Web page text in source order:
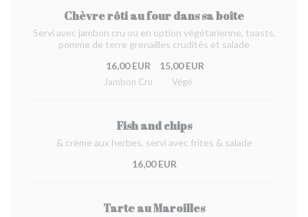
Chèvre rôti au four dans sa boîte
Servi avec jambon cru ou en option végétarienne, toasts,
pomme de terre grenailles crudités et salade
16,00 EUR
Jambon Cru
15,00 EUR
Végé
Fish and chips
& crème aux herbes, servi avec frites & salade
16,00 EUR
Tarte au Maroilles